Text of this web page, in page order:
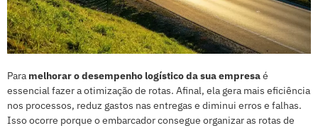
Para melhorar o desempenho logístico da sua empresaé
essencial fazer a otimização de rotas. Afinal, ela gera mais eficiência
nos processos, reduz gastos nas entregas e diminui erros e falhas.
Isso ocorre porque o embarcador consegue organizar as rotas de